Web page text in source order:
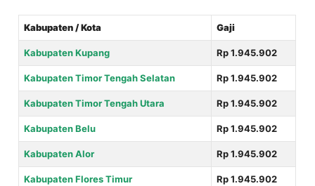
Kabupaten / Kota Gaji
Kabupaten Kupang Rp 1.945.902
Kabupaten Timor Tengah Selatan Rp 1.945.902
Kabupaten Timor Tengah Utara Rp 1.945.902
Kabupaten Belu Rp 1.945.902
Kabupaten Alor Rp 1.945.902
Kabupaten Flores Timur Rp 1.945.902